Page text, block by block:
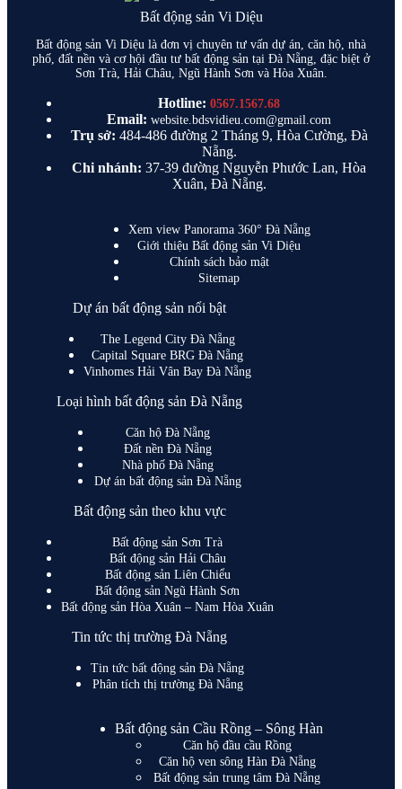
Bất động sản Vi Diệu
Bất động sản Vi Diệu là đơn vị chuyên tư vấn dự án, căn hộ, nhà
phố, đất nền và cơ hội đầu tư bất động sản tại Đà Nẵng, đặc biệt ở
Sơn Trà, Hải Châu, Ngũ Hành Sơn và Hòa Xuân.
Hotline: 0567.1567.68
Email: website.bdsvidieu.com@gmail.com
Trụ sở: 484-486 đường 2 Tháng 9, Hòa Cường, Đà
Nẵng.
Chi nhánh: 37-39 đường Nguyễn Phước Lan, Hòa
Xuân, Đà Nẵng.
Xem view Panorama 360° Đà Nẵng
Giới thiệu Bất động sản Vi Diệu
Chính sách bảo mật
Sitemap
Dự án bất động sản nổi bật
The Legend City Đà Nẵng
Capital Square BRG Đà Nẵng
Vinhomes Hải Vân Bay Đà Nẵng
Loại hình bất động sản Đà Nẵng
Căn hộ Đà Nẵng
Đất nền Đà Nẵng
Nhà phố Đà Nẵng
Dự án bất động sản Đà Nẵng
Bất động sản theo khu vực
Bất động sản Sơn Trà
Bất động sản Hải Châu
Bất động sản Liên Chiểu
Bất động sản Ngũ Hành Sơn
Bất động sản Hòa Xuân – Nam Hòa Xuân
Tin tức thị trường Đà Nẵng
Tin tức bất động sản Đà Nẵng
Phân tích thị trường Đà Nẵng
Bất động sản Cầu Rồng – Sông Hàn
Căn hộ đầu cầu Rồng
Căn hộ ven sông Hàn Đà Nẵng
Bất động sản trung tâm Đà Nẵng